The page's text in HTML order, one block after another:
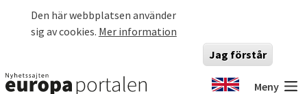
Den här webbplatsen använder
sig av cookies. Mer information
Jag förstår
Meny